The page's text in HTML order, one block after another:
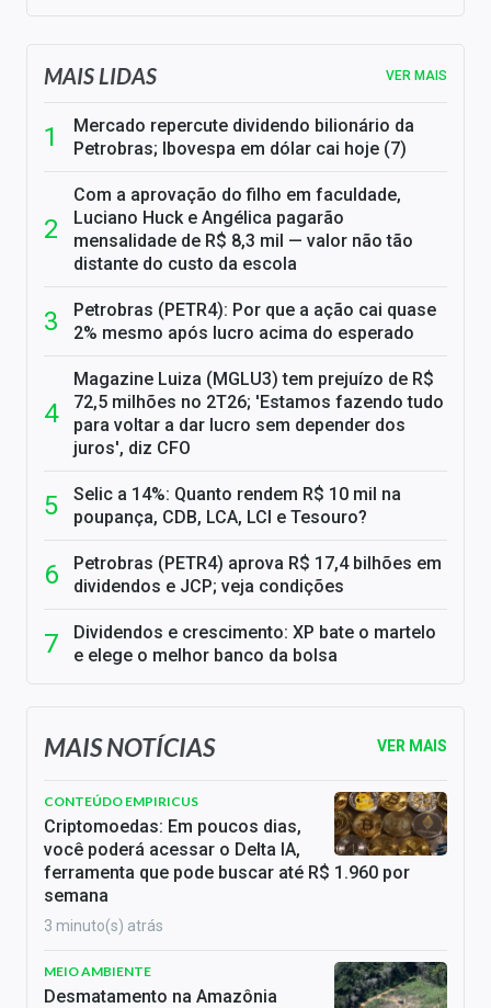
MAIS LIDAS VER MAIS
Mercado repercute dividendo bilionário da
Petrobras; Ibovespa em dólar cai hoje (7)
Com a aprovação do filho em faculdade,
Luciano Huck e Angélica pagarão
mensalidade de R$ 8,3 mil — valor não tão
distante do custo da escola
Petrobras (PETR4): Por que a ação cai quase
2% mesmo após lucro acima do esperado
Magazine Luiza (MGLU3) tem prejuízo de R$
72,5 milhões no 2T26; 'Estamos fazendo tudo
para voltar a dar lucro sem depender dos
juros', diz CFO
Selic a 14%: Quanto rendem R$ 10 mil na
poupança, CDB, LCA, LCI e Tesouro?
Petrobras (PETR4) aprova R$ 17,4 bilhões em
dividendos e JCP; veja condições
Dividendos e crescimento: XP bate o martelo
e elege o melhor banco da bolsa
MAIS NOTÍCIAS VER MAIS
CONTEÚDO EMPIRICUS
Criptomoedas: Em poucos dias,
você poderá acessar o Delta IA,
ferramenta que pode buscar até R$ 1.960 por
semana
3 minuto(s) atrás
MEIO AMBIENTE
Desmatamento na Amazônia